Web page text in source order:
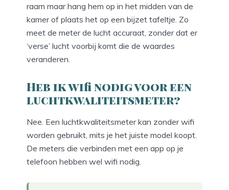
raam maar hang hem op in het midden van de
kamer of plaats het op een bijzet tafeltje. Zo
meet de meter de lucht accuraat, zonder dat er
‘verse’ lucht voorbij komt die de waardes
veranderen.
Heb ik wifi nodig voor een
luchtkwaliteitsmeter?
Nee. Een luchtkwaliteitsmeter kan zonder wifi
worden gebruikt, mits je het juiste model koopt.
De meters die verbinden met een app op je
telefoon hebben wel wifi nodig.